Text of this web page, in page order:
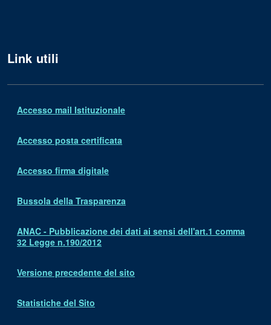
Link utili
Accesso mail Istituzionale
Accesso posta certificata
Accesso firma digitale
Bussola della Trasparenza
ANAC - Pubblicazione dei dati ai sensi dell'art.1 comma
32 Legge n.190/2012
Versione precedente del sito
Statistiche del Sito